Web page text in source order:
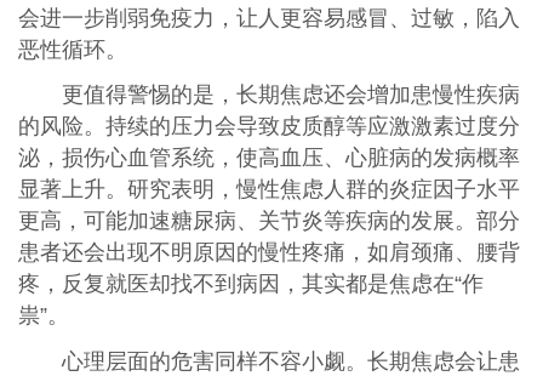
会进一步削弱免疫力，让人更容易感冒、过敏，陷入
恶性循环。
更值得警惕的是，长期焦虑还会增加患慢性疾病
的风险。持续的压力会导致皮质醇等应激激素过度分
泌，损伤心血管系统，使高血压、心脏病的发病概率
显著上升。研究表明，慢性焦虑人群的炎症因子水平
更高，可能加速糖尿病、关节炎等疾病的发展。部分
患者还会出现不明原因的慢性疼痛，如肩颈痛、腰背
疼，反复就医却找不到病因，其实都是焦虑在“作
祟”。
心理层面的危害同样不容小觑。长期焦虑会让患